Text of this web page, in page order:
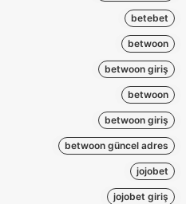
betebet
betwoon
betwoon giriş
betwoon
betwoon giriş
betwoon güncel adres
jojobet
jojobet giriş